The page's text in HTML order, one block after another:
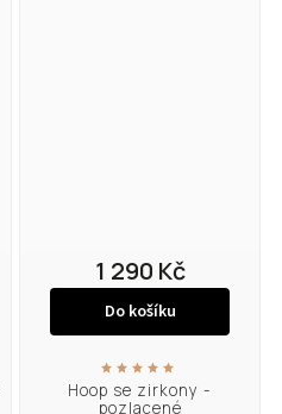
Hoop se zirkony -
pozlacené
1 290 Kč
Do košíku